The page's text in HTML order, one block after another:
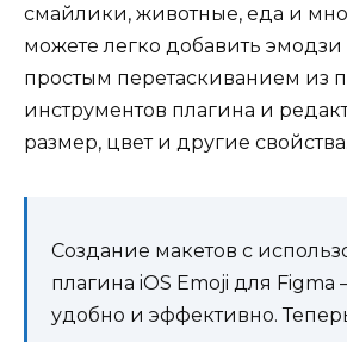
смайлики, животные, еда и
можете легко добавить
простым перетаскиванием из
инструментов плагина и
размер, цвет и другие свойства.
Создание макетов с
плагина iOS Emoji для Figma
удобно и эффективно.